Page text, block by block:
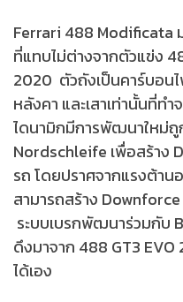
Ferrari 488 Modificata
ที่แทบไม่ต่างจากตัวแข่ง
2020 ตัวถังเป็นคาร์บอน
หลังคา และเสาเท่านั้นที่ท
ไดนามิกมีการพัฒนาใหม่
Nordschleife เพื่อสร้าง
รถ โดยปราศจากแรงต้าน
สามารถสร้าง
ระบบเบรกพัฒนาร่วมกับ
ดึงมาจาก 488 GT3
ได้เอง